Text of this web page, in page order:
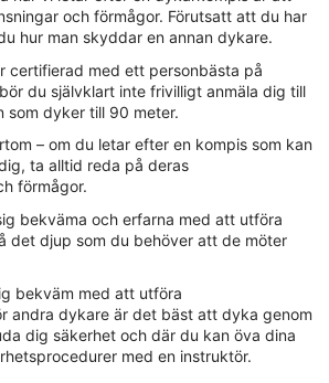
och förmågor. Förutsatt att du har
hur man skyddar en annan dykare.
certifierad med ett personbästa på
du självklart inte frivilligt anmäla dig till
som dyker till 90 meter.
– om du letar efter en kompis som kan
ta alltid reda på deras
förmågor.
bekväma och erfarna med att utföra
det djup som du behöver att de möter
bekväm med att utföra
andra dykare är det bäst att dyka genom
dig säkerhet och där du kan öva dina
med en instruktör.